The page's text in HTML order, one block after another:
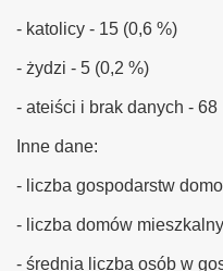
- katolicy - 15 (0,6 %)
- żydzi - 5 (0,2 %)
- ateiści i brak danych - 68
Inne dane:
- liczba gospodarstw
- liczba domów
- średnia liczba osób w